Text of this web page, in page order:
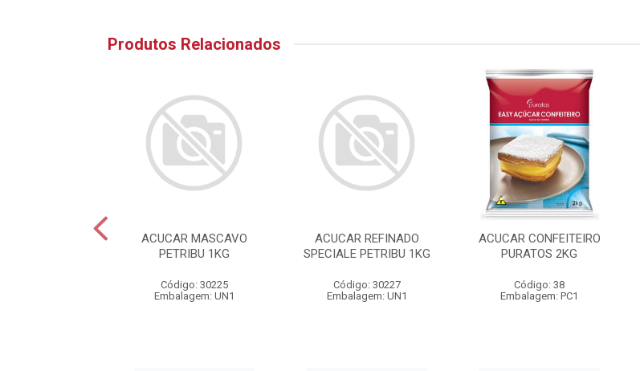
Produtos Relacionados
ACUCAR MASCAVO
PETRIBU 1KG
Código: 30225
Embalagem: UN1
ACUCAR REFINADO
SPECIALE PETRIBU 1KG
Código: 30227
Embalagem: UN1
ACUCAR CONFEITEIRO
PURATOS 2KG
Código: 38
Embalagem: PC1